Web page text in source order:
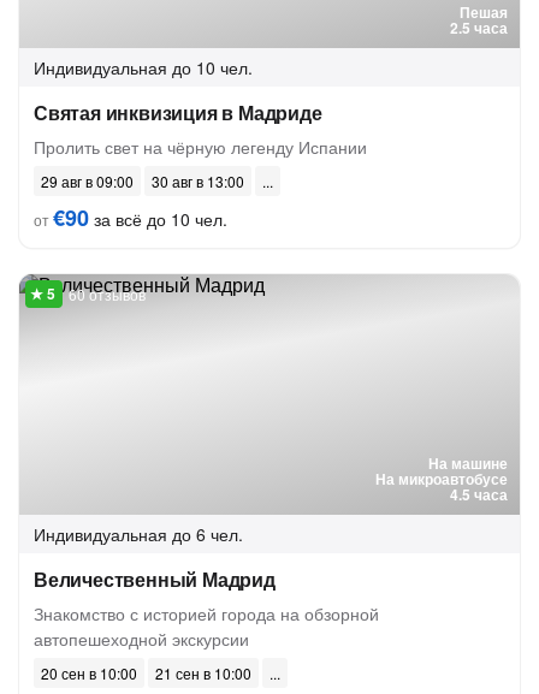
Пешая
2.5 часа
Индивидуальная до 10 чел.
Святая инквизиция в Мадриде
Пролить свет на чёрную легенду Испании
29 авг в 09:00
30 авг в 13:00
от€90 за всё до 10 чел.
На машине
На микроавтобусе
4.5 часа
60 отзывов
Индивидуальная до 6 чел.
Величественный Мадрид
Знакомство с историей города на обзорной
автопешеходной экскурсии
20 сен в 10:00 21 сен в 10:00